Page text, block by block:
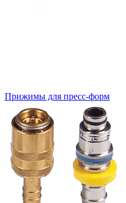
Прижимы для пресс-форм